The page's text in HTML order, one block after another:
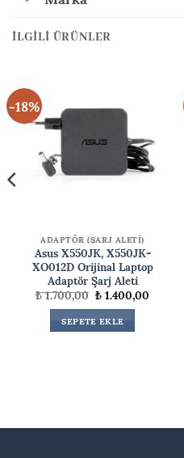
İLGILI ÜRÜNLER
-18%
ADAPTÖR (ŞARJ ALETİ)
Asus X550JK, X550JK-
XO012D Orijinal Laptop
Adaptör Şarj Aleti
₺1.700,00Orijinal
fiyat:
₺ 1.700,00.
₺1.400,00
SEPETE EKLE